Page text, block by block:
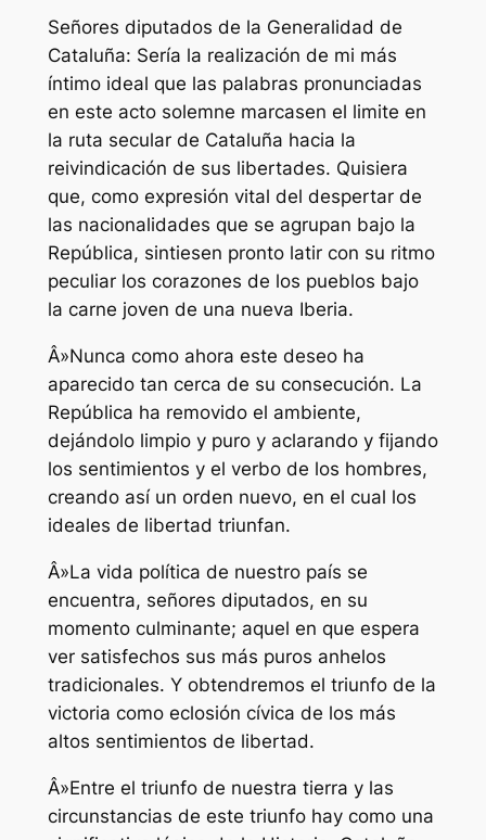
Señores diputados de la Generalidad de
Cataluña: Sería la realización de mi más
íntimo ideal que las palabras pronunciadas
en este acto solemne marcasen el limite en
la ruta secular de Cataluña hacia la
reivindicación de sus libertades. Quisiera
que, como expresión vital del despertar de
las nacionalidades que se agrupan bajo la
República, sintiesen pronto latir con su ritmo
peculiar los corazones de los pueblos bajo
la carne joven de una nueva Iberia.
Â»Nunca como ahora este deseo ha
aparecido tan cerca de su consecución. La
República ha removido el ambiente,
dejándolo limpio y puro y aclarando y fijando
los sentimientos y el verbo de los hombres,
creando así un orden nuevo, en el cual los
ideales de libertad triunfan.
Â»La vida política de nuestro país se
encuentra, señores diputados, en su
momento culminante; aquel en que espera
ver satisfechos sus más puros anhelos
tradicionales. Y obtendremos el triunfo de la
victoria como eclosión cívica de los más
altos sentimientos de libertad.
Â»Entre el triunfo de nuestra tierra y las
circunstancias de este triunfo hay como una